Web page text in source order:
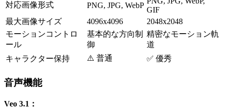
対応画像形式
PNG, JPG, WebP
GIF
最大画像サイズ
4096x4096
2048x2048
モーションコントロ
ール
基本的な方向制
御
精密なモーション軌
道
キャラクター保持
⚠️ 普通 ✅ 優秀
音声機能
Veo 3.1：